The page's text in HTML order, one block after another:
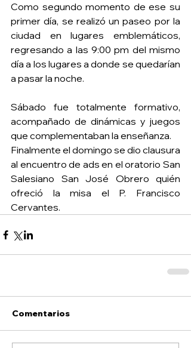
Como segundo momento de ese su
primer día, se realizó un paseo por la
ciudad en lugares emblemáticos,
regresando a las 9:00 pm del mismo
día a los lugares a donde se quedarían
a pasar la noche.
Sábado fue totalmente formativo,
acompañado de dinámicas y juegos
que complementaban la enseñanza.
Finalmente el domingo se dio clausura
al encuentro de ads en el oratorio San
Salesiano San José Obrero quién
ofreció la misa el P. Francisco
Cervantes.
Comentarios